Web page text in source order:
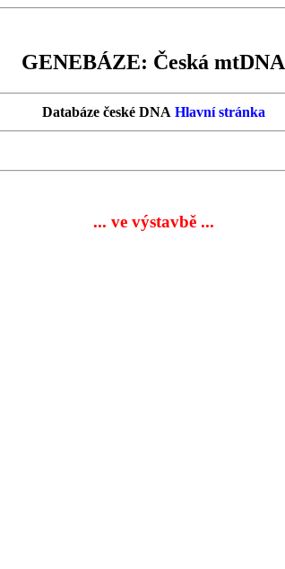
GENEBÁZE: Česká mtDNA
Databáze české DNA Hlavní stránka
... ve výstavbě ...